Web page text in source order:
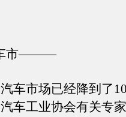
市———
市场已经降到了10
车工业协会有关专